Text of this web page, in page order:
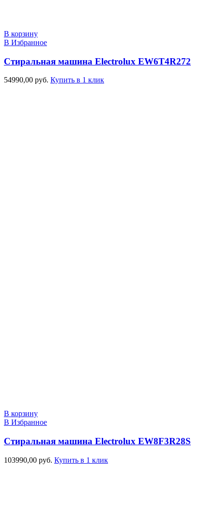
В корзину
В Избранное
Стиральная машина Electrolux EW6T4R272
54990,00 руб. Купить в 1 клик
В корзину
В Избранное
Стиральная машина Electrolux EW8F3R28S
103990,00 руб. Купить в 1 клик